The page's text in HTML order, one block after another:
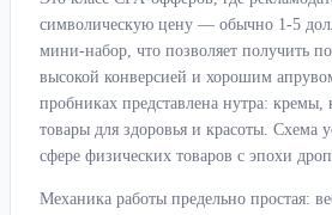
символическую цену — обычно 1-5
мини-набор, что позволяет получить
высокой конверсией и хорошим
пробниках представлена нутра: кремы,
товары для здоровья и красоты. Схема
сфере физических товаров с эпохи
Механика работы предельно простая: